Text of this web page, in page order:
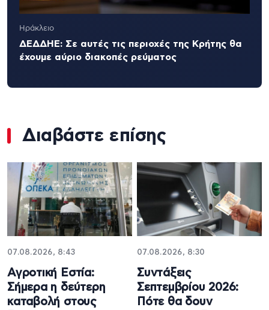
Ηράκλειο
ΔΕΔΔΗΕ: Σε αυτές τις περιοχές της Κρήτης θα
έχουμε αύριο διακοπές ρεύματος
Διαβάστε επίσης
07.08.2026, 8:43
Αγροτική Εστία:
Σήμερα η δεύτερη
καταβολή στους
07.08.2026, 8:30
Συντάξεις
Σεπτεμβρίου 2026:
Πότε θα δουν